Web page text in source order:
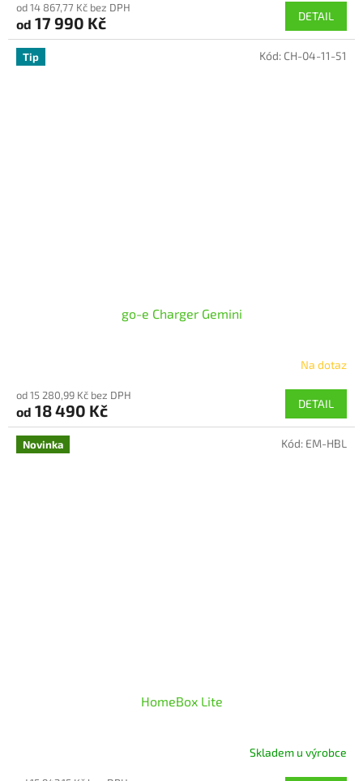
produktu
je
5,0
od 14 867,77 Kč bez DPH
od 17 990 Kč DETAIL
Tip
go-e Charger Gemini
produktu
je
5,0
Na dotaz
od 15 280,99 Kč bez DPH
od 18 490 Kč DETAIL
Kód: CH-04-11-51
Novinka
HomeBox Lite
Skladem u výrobce
Kód: EM-HBL